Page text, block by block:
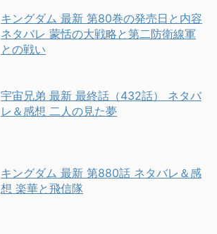
キングダム 最新 第80巻の発売日と内容
ネタバレ 蒙恬の大戦略と第二防衛線軍
との戦い
宇宙兄弟 最新 最終話（432話） ネタバ
レ＆感想 二人の見た夢
キングダム 最新 第880話 ネタバレ＆感
想 楽華と飛信隊